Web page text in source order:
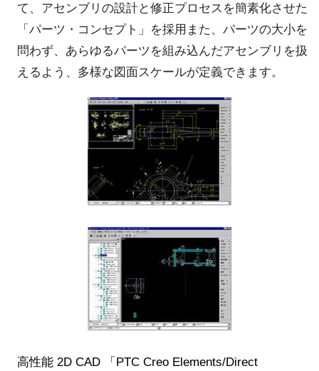
て、アセンブリの設計と修正プロセスを簡素化させた
「パーツ・コンセプト」を採用また、パーツの大小を
問わず、あらゆるパーツを組み込んだアセンブリを扱
えるよう、多様な図面スケールが定義できます。
高性能 2D CAD 「PTC Creo Elements/Direct